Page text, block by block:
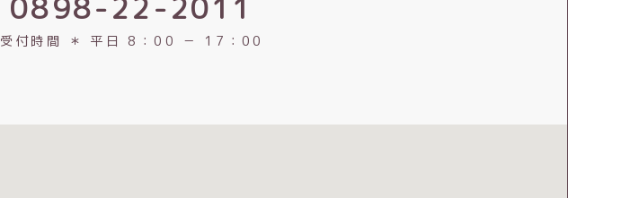
0898-22-2011
受付時間 ＊ 平日 8：00 － 17：00